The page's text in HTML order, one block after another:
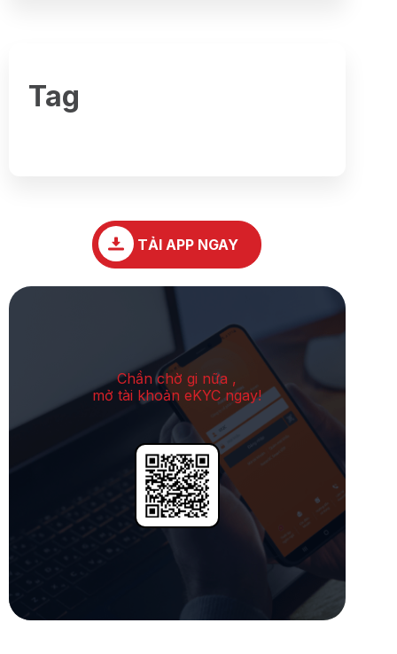
Tag
TẢI APP NGAY
Chần chờ gi nữa ,
mở tài khoản eKYC ngay!